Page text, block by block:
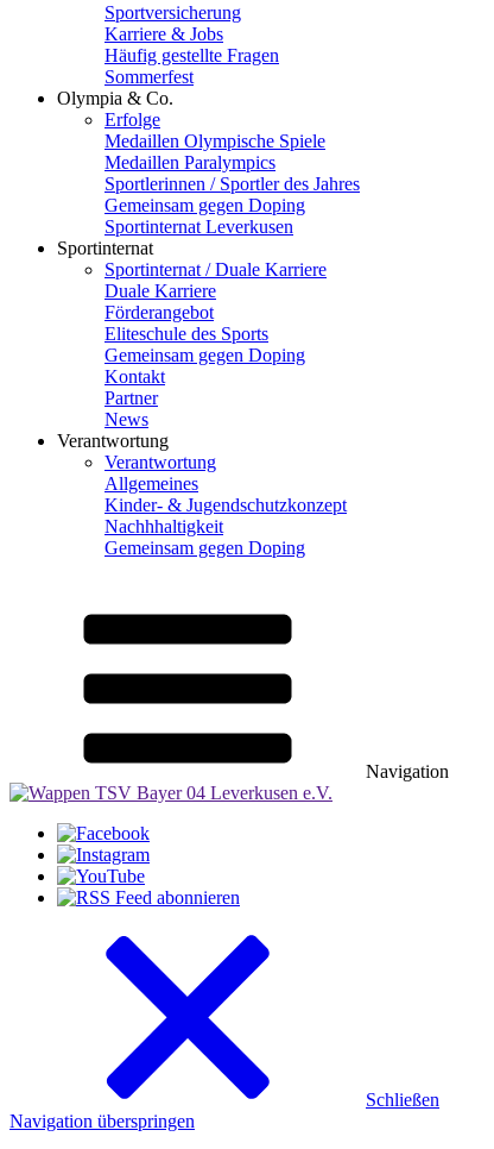
Sportversicherung
Karriere & Jobs
Häufig gestellte Fragen
Sommerfest
Olympia & Co.
Erfolge
Medaillen Olympische Spiele
Medaillen Paralympics
Sportlerinnen / Sportler des Jahres
Gemeinsam gegen Doping
Sportinternat Leverkusen
Sportinternat
Sportinternat / Duale Karriere
Duale Karriere
Förderangebot
Eliteschule des Sports
Gemeinsam gegen Doping
Kontakt
Partner
News
Verantwortung
Verantwortung
Allgemeines
Kinder- & Jugendschutzkonzept
Nachhhaltigkeit
Gemeinsam gegen Doping
Navigation
Schließen
Navigation überspringen